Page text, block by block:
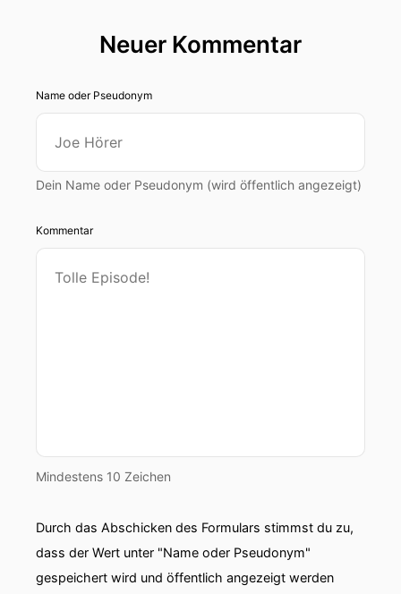
Neuer Kommentar
Name oder Pseudonym
Dein Name oder Pseudonym (wird öffentlich angezeigt)
Kommentar
Mindestens 10 Zeichen
Durch das Abschicken des Formulars stimmst du zu,
dass der Wert unter "Name oder Pseudonym"
gespeichert wird und öffentlich angezeigt werden